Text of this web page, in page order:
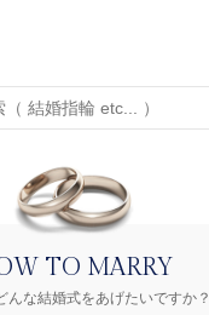
TO MARRY
んな結婚式をあげたいですか？